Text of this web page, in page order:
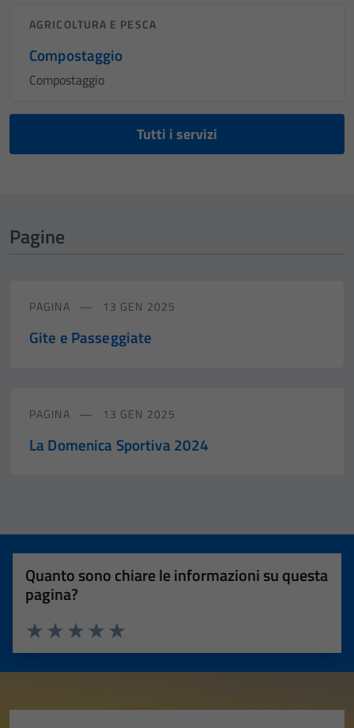
AGRICOLTURA E PESCA
Compostaggio
Compostaggio
Tutti i servizi
Pagine
PAGINA 13 GEN 2025
Gite e Passeggiate
PAGINA 13 GEN 2025
La Domenica Sportiva 2024
Quanto sono chiare le informazioni su questa
pagina?
Valuta 5 stelle su 5
Valuta 4 stelle su 5
Valuta 3 stelle su 5
Valuta 2 stelle su 5
Valuta 1 stelle su 5